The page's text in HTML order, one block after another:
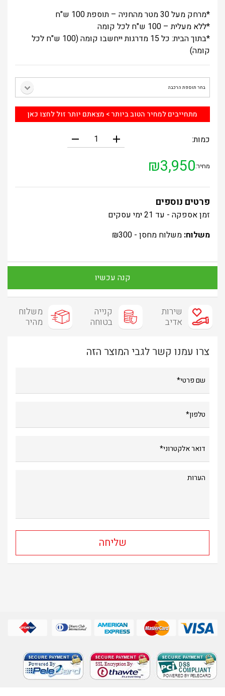
*מרחק מעל 30 מטר מהחניה – תוספת 100 ש"ח
*ללא מעלית – 100 ש"ח לכל קומה
*בתוך הבית: כל 15 מדרגות ייחשבו קומה (100 ש"ח לכל
קומה)
מתחייבים למחיר הטוב ביותר > מצאתם יותר זול לחצו כאן
כמות: add
remove
מחיר: ₪3,950
פרטים נוספים
זמןאספקה - עד 21 ימי עסקים
משלוח: משלוח מחסן - ₪300
קנה עכשיו
שירות
אדיב
קנייה
בטוחה
משלוח
מהיר
צרו עמנו קשר לגבי המוצר הזה